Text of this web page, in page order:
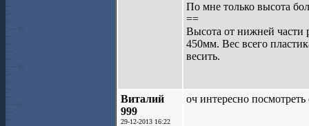
По мне только высота
==
Высота от нижней части
450мм. Вес всего
весить.
Виталий
999
29-12-2013 16:22
оч интересно